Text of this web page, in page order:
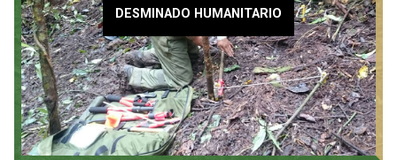
DESMINADO HUMANITARIO